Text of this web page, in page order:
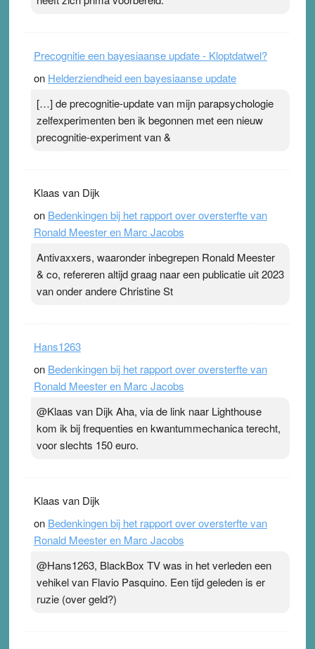
Precognitie een bayesiaanse update - Kloptdatwel?
on Helderziendheid een bayesiaanse update
[…] de precognitie-update van mijn parapsychologie
zelfexperimenten ben ik begonnen met een nieuw
precognitie-experiment van &
Klaas van Dijk
on Bedenkingen bij het rapport over oversterfte van
Ronald Meester en Marc Jacobs
Antivaxxers, waaronder inbegrepen Ronald Meester
& co, refereren altijd graag naar een publicatie uit 2023
van onder andere Christine St
Hans1263
on Bedenkingen bij het rapport over oversterfte van
Ronald Meester en Marc Jacobs
@Klaas van Dijk Aha, via de link naar Lighthouse
kom ik bij frequenties en kwantummechanica terecht,
voor slechts 150 euro.
Klaas van Dijk
on Bedenkingen bij het rapport over oversterfte van
Ronald Meester en Marc Jacobs
@Hans1263, BlackBox TV was in het verleden een
vehikel van Flavio Pasquino. Een tijd geleden is er
ruzie (over geld?)